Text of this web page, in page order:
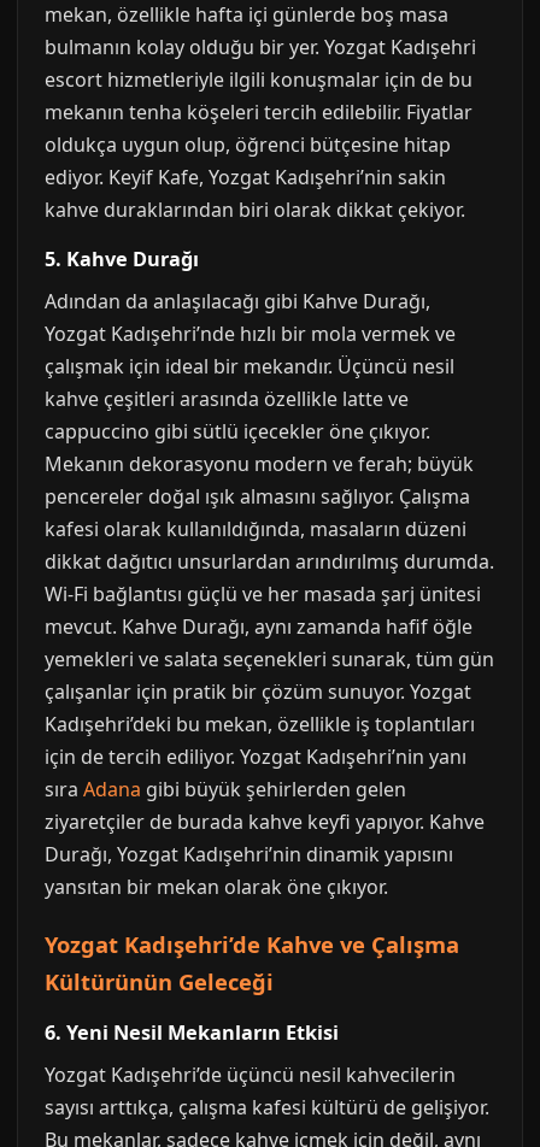
mekan, özellikle hafta içi günlerde boş masa
bulmanın kolay olduğu bir yer. Yozgat Kadışehri
escort hizmetleriyle ilgili konuşmalar için de bu
mekanın tenha köşeleri tercih edilebilir. Fiyatlar
oldukça uygun olup, öğrenci bütçesine hitap
ediyor. Keyif Kafe, Yozgat Kadışehri’nin sakin
kahve duraklarından biri olarak dikkat çekiyor.
5. Kahve Durağı
Adından da anlaşılacağı gibi Kahve Durağı,
Yozgat Kadışehri’nde hızlı bir mola vermek ve
çalışmak için ideal bir mekandır. Üçüncü nesil
kahve çeşitleri arasında özellikle latte ve
cappuccino gibi sütlü içecekler öne çıkıyor.
Mekanın dekorasyonu modern ve ferah; büyük
pencereler doğal ışık almasını sağlıyor. Çalışma
kafesi olarak kullanıldığında, masaların düzeni
dikkat dağıtıcı unsurlardan arındırılmış durumda.
Wi-Fi bağlantısı güçlü ve her masada şarj ünitesi
mevcut. Kahve Durağı, aynı zamanda hafif öğle
yemekleri ve salata seçenekleri sunarak, tüm gün
çalışanlar için pratik bir çözüm sunuyor. Yozgat
Kadışehri’deki bu mekan, özellikle iş toplantıları
için de tercih ediliyor. Yozgat Kadışehri’nin yanı
sıra Adana gibi büyük şehirlerden gelen
ziyaretçiler de burada kahve keyfi yapıyor. Kahve
Durağı, Yozgat Kadışehri’nin dinamik yapısını
yansıtan bir mekan olarak öne çıkıyor.
Yozgat Kadışehri’de Kahve ve Çalışma
Kültürünün Geleceği
6. Yeni Nesil Mekanların Etkisi
Yozgat Kadışehri’de üçüncü nesil kahvecilerin
sayısı arttıkça, çalışma kafesi kültürü de gelişiyor.
Bu mekanlar, sadece kahve içmek için değil, aynı